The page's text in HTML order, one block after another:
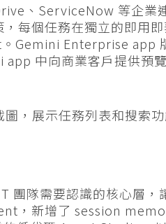
、ServiceNow 等企業
每個任務在獨立的即用
Gemini Enterprise app
中向商業客戶提供預
隊需要認識的核心層，
，新增了 session